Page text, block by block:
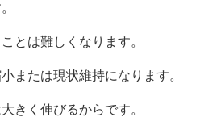
とは難しくなります。
または現状維持になります。
きく伸びるからです。